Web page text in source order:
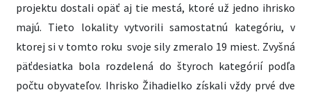
projektu dostali opäť aj tie mestá, ktoré už jedno ihrisko
majú. Tieto lokality vytvorili samostatnú kategóriu, v
ktorej si v tomto roku svoje sily zmeralo 19 miest. Zvyšná
päťdesiatka bola rozdelená do štyroch kategórií podľa
počtu obyvateľov. Ihrisko Žihadielko získali vždy prvé dve